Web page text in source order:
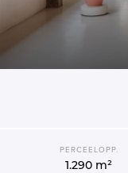
PERCEELOPP.
1.290 m²